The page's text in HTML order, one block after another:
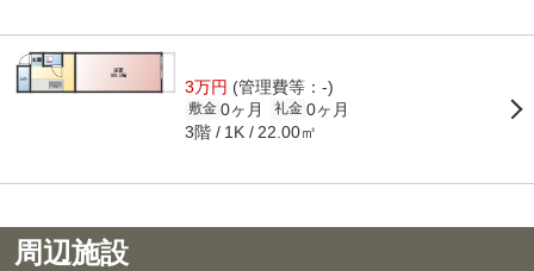
3万円 (管理費等：-)
敷金 0ヶ月 礼金 0ヶ月
3階 1K 22.00㎡
周辺施設